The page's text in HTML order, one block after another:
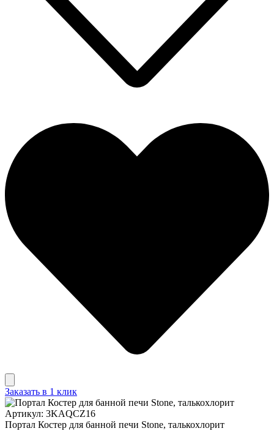
Заказать в 1 клик
Артикул: 3KAQCZ16
Портал Костер для банной печи Stone, талькохлорит